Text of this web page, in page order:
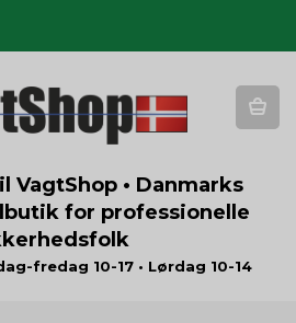
VagtShop • Danmarks
for professionelle
fredag 10-17 • Lørdag 10-14